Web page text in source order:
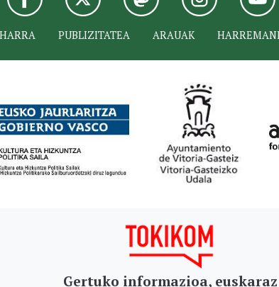
PUBLIZITATEA ARAUAK
Gertuko informazioa, euskaraz